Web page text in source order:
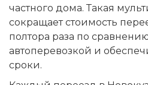
частного дома. Такая
сокращает стоимость
полтора раза по
автоперевозкой и
сроки.